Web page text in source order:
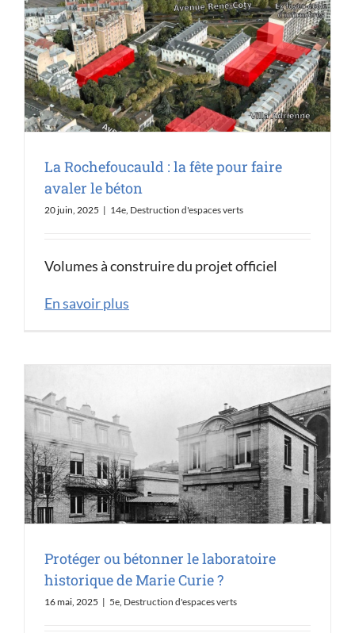
La Rochefoucauld : la fête pour faire
avaler le béton
20 juin, 2025 | 14e, Destruction d'espaces verts
Volumes à construire du projet officiel
En savoir plus
Protéger ou bétonner le laboratoire
historique de Marie Curie ?
16 mai, 2025 | 5e, Destruction d'espaces verts